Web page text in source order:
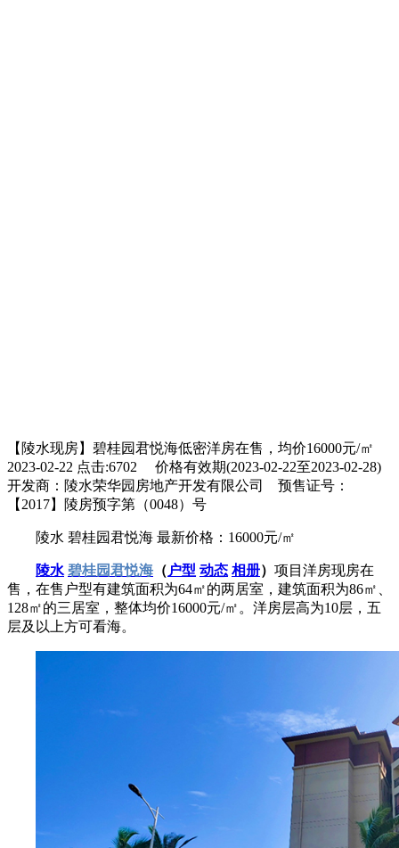
【陵水现房】碧桂园君悦海低密洋房在售，均价16000元/㎡
2023-02-22 点击:6702 价格有效期(2023-02-22至2023-02-28)
开发商：陵水荣华园房地产开发有限公司 预售证号：
【2017】陵房预字第（0048）号
陵水 碧桂园君悦海 最新价格：16000元/㎡
陵水 碧桂园君悦海 （ 户型 动态 相册） 项目洋房现房在
售，在售户型有建筑面积为64㎡的两居室，建筑面积为86㎡、
128㎡的三居室，整体均价16000元/㎡。洋房层高为10层，五
层及以上方可看海。